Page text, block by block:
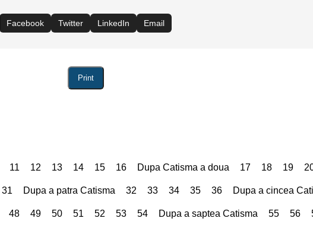
Facebook Twitter LinkedIn Email
Print
11 12 13 14 15 16 Dupa Catisma a doua 17 18 19
31 Dupa a patra Catisma 32 33 34 35 36 Dupa a cincea
48 49 50 51 52 53 54 Dupa a saptea Catisma 55 56